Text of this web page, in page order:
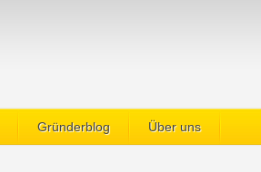
Gründerblog Über uns